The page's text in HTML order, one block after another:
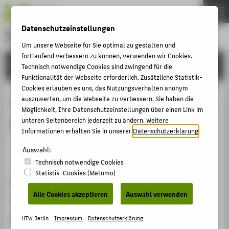
Hochschule für Technik und Wirtschaft Berlin
University of Applied Sciences
Menu
FORSCHUNG
Verwaltungspolitisches Kolloquium
Berlin-Brandenburg
Veranstaltungsorganisation › Sonstige Veranstaltung ›
2005
Veranstaltungsort, Datum
Humboldt Universität zu Berlin, 19.12.2005
Rolle bei der Organisation
THEMEN
HOCHSCHULE
CAMPUS
STUDIUM
LEHRE
KARRIERE
INTERNATIONAL
INFORMATIONEN FÜR
Datenschutzeinstellungen
Um unsere Webseite für Sie optimal zu gestalten und
fortlaufend verbessern zu können, verwenden wir Cookies.
Technisch notwendige Cookies sind zwingend für die
Funktionalität der Webseite erforderlich. Zusätzliche Statistik-
Cookies erlauben es uns, das Nutzungsverhalten anonym
auszuwerten, um die Webseite zu verbessern. Sie haben die
Möglichkeit, Ihre Datenschutzeinstellungen über einen Link im
unteren Seitenbereich jederzeit zu ändern. Weitere
Informationen erhalten Sie in unsererDatenschutzerklärung
Auswahl:
Technisch notwendige Cookies
Statistik-Cookies (Matomo)
Alle Cookies akzeptieren Auswahl verwenden
HTW Berlin -Impressum- Datenschutzerklärung